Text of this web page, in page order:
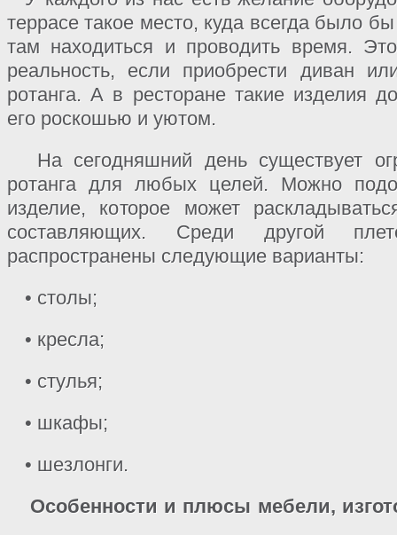
террасе такое место, куда всегда было
там находиться и проводить время.
реальность, если приобрести диван
ротанга. А в ресторане такие изделия
его роскошью и уютом.
На сегодняшний день существует
ротанга для любых целей. Можно
изделие, которое может
составляющих. Среди другой
распространены следующие варианты:
• столы;
• кресла;
• стулья;
• шкафы;
• шезлонги.
Особенности и плюсы мебели,